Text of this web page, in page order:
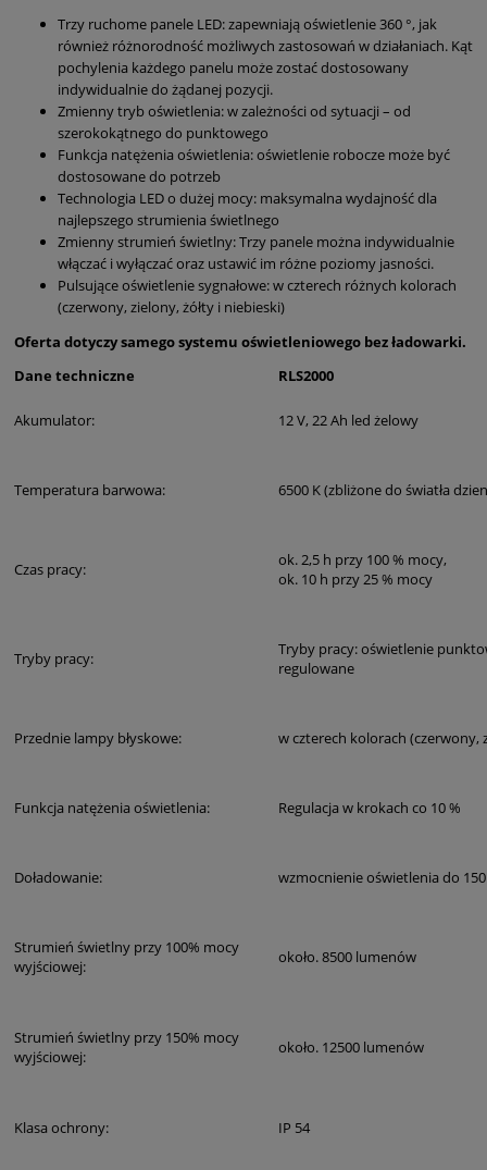
Trzy ruchome panele LED: zapewniają oświetlenie 360 °, jak
również różnorodność możliwych zastosowań w działaniach. Kąt
pochylenia każdego panelu może zostać dostosowany
indywidualnie do żądanej pozycji.
Zmienny tryb oświetlenia: w zależności od sytuacji – od
szerokokątnego do punktowego
Funkcja natężenia oświetlenia: oświetlenie robocze może być
dostosowane do potrzeb
Technologia LED o dużej mocy: maksymalna wydajność dla
najlepszego strumienia świetlnego
Zmienny strumień świetlny: Trzy panele można indywidualnie
włączać i wyłączać oraz ustawić im różne poziomy jasności.
Pulsujące oświetlenie sygnałowe: w czterech różnych kolorach
(czerwony, zielony, żółty i niebieski)
Oferta dotyczy samego systemu oświetleniowego bez ładowarki.
Dane techniczne
RLS2000
Akumulator: 12 V, 22 Ah led żelowy
Temperatura barwowa: 6500 K (zbliżone do światła
Czas pracy:
ok. 2,5 h przy 100 % mocy,
ok. 10 h przy 25 % mocy
Tryby pracy:
Tryby pracy: oświetlenie
regulowane
Przednie lampy błyskowe: w czterech kolorach (czerwony,
Funkcja natężenia oświetlenia: Regulacja w krokach co 10 %
Doładowanie: wzmocnienie oświetlenia do
Strumień świetlny przy 100% mocy
wyjściowej:
około. 8500 lumenów
Strumień świetlny przy 150% mocy
wyjściowej:
około. 12500 lumenów
Klasa ochrony: IP 54